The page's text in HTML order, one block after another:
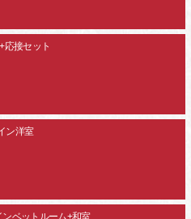
応接セット
ン洋室
ベットルーム+和室